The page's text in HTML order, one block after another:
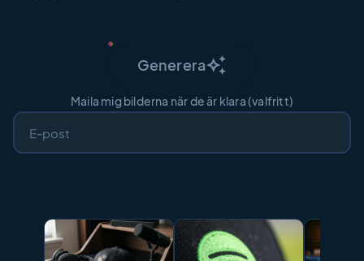
Genereraauto_awesome
Maila mig bilderna när de är klara (valfritt)